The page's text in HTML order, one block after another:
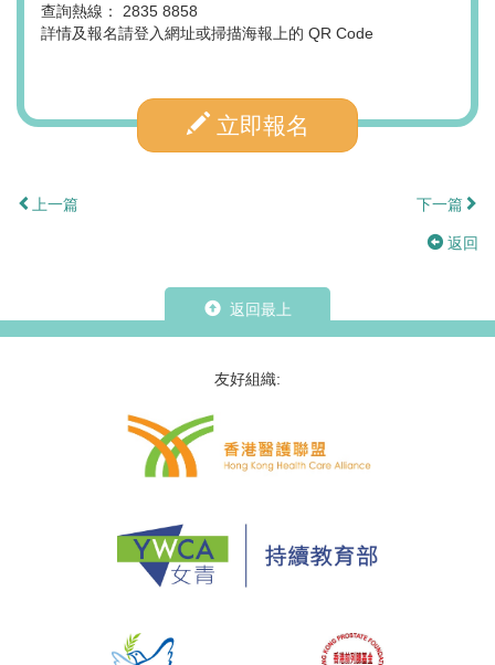
查詢熱線： 2835 8858
詳情及報名請登入網址或掃描海報上的 QR Code
立即報名
上一篇 下一篇
返回
返回最上
友好組織: